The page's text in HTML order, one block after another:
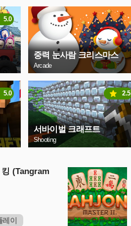
5.0
중력 눈사람 크리스마스
Arcade
5.0
서바이벌 크래프트
Shooting
2.5
(Tangram
이